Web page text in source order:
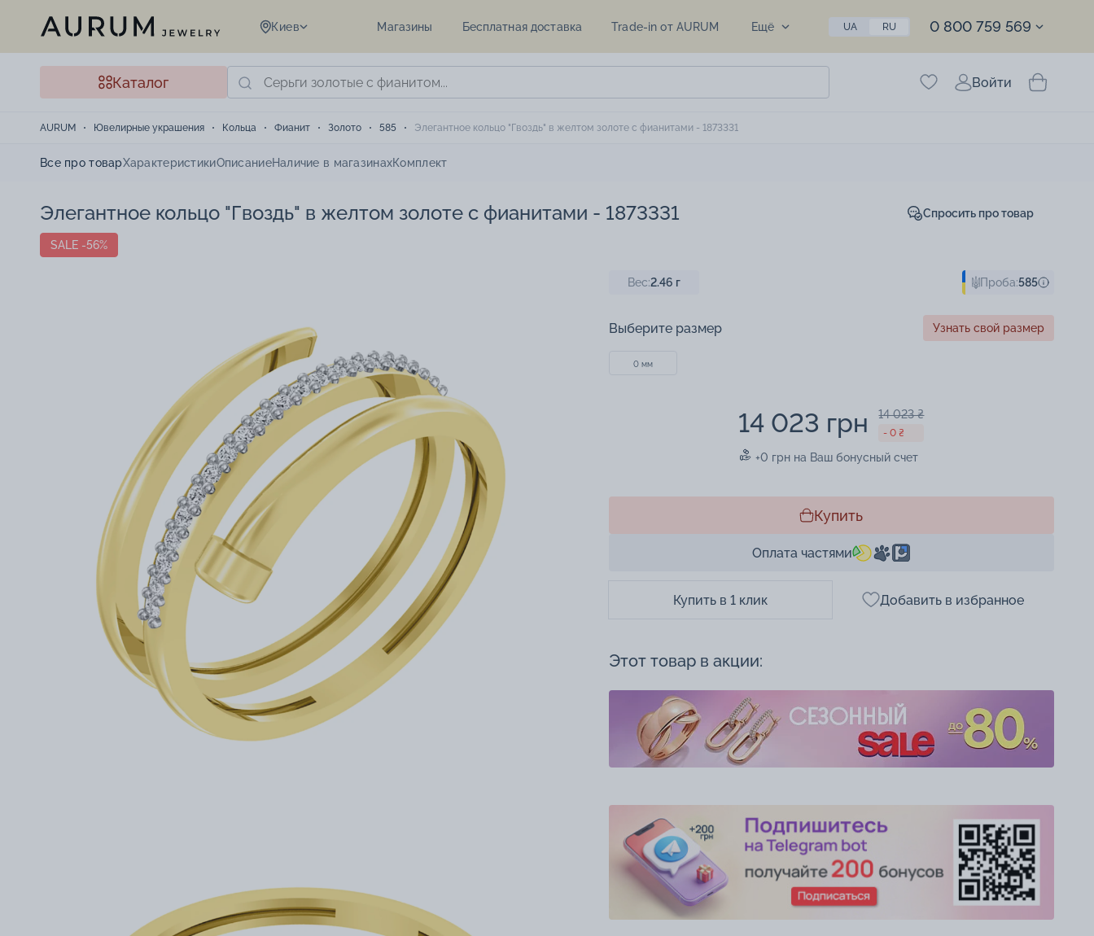
Киев Магазины Бесплатная доставка Trade-in от AURUM Ещё UA RU 0 800 759 569
Каталог Войти
AURUM Ювелирные украшения Кольца Фианит Золото 585 Элегантное кольцо "Гвоздь" в желтом золоте с фианитами - 1873331
Все про товарХарактеристикиОписаниеНаличие в магазинахКомплект
Элегантное кольцо "Гвоздь" в желтом золоте с фианитами - 1873331
SALE -56%
Спросить про товар
Вес:2.46 г Проба:585
Выберите размер Узнать свой размер
0 мм
14 023 грн 14 023 ₴
- 0 ₴
+0 грн на Ваш бонусный счет
Купить
Оплата частями
Купить в 1 клик Добавить в избранное
Этот товар в акции: